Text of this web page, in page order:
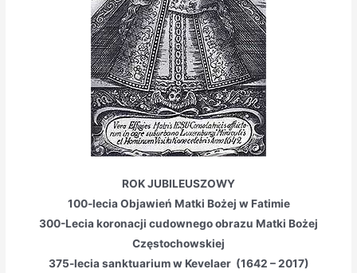
ROK JUBILEUSZOWY
100-lecia Objawień Matki Bożej w Fatimie
300-Lecia koronacji cudownego obrazu Matki Bożej
Częstochowskiej
375-lecia sanktuarium w Kevelaer (1642 – 2017)